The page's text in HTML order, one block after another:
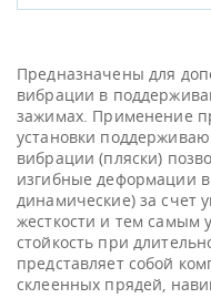
Предназначены для
вибрации в
зажимах. Применение
установки
вибрации (пляски)
изгибные деформации
динамические) за счет
жесткости и тем самым
стойкость при
представляет собой
склеенных прядей,